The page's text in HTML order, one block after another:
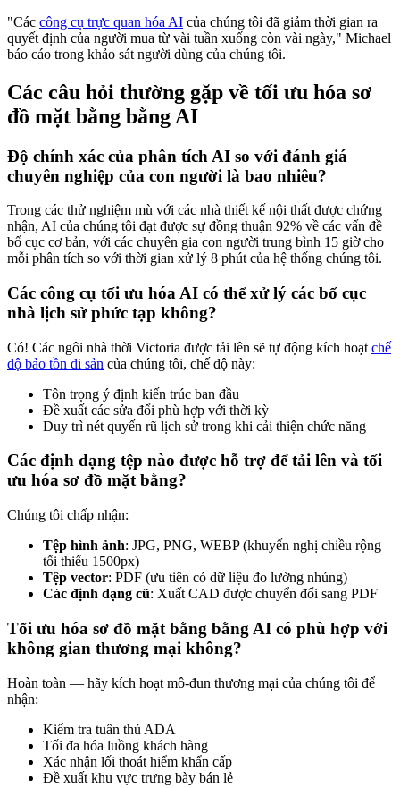
"Các công cụ trực quan hóa AI của chúng tôi đã giảm thời gian ra
quyết định của người mua từ vài tuần xuống còn vài ngày," Michael
báo cáo trong khảo sát người dùng của chúng tôi.
Các câu hỏi thường gặp về tối ưu hóa sơ
đồ mặt bằng bằng AI
Độ chính xác của phân tích AI so với đánh giá
chuyên nghiệp của con người là bao nhiêu?
Trong các thử nghiệm mù với các nhà thiết kế nội thất được chứng
nhận, AI của chúng tôi đạt được sự đồng thuận 92% về các vấn đề
bố cục cơ bản, với các chuyên gia con người trung bình 15 giờ cho
mỗi phân tích so với thời gian xử lý 8 phút của hệ thống chúng tôi.
Các công cụ tối ưu hóa AI có thể xử lý các bố cục
nhà lịch sử phức tạp không?
Có! Các ngôi nhà thời Victoria được tải lên sẽ tự động kích hoạt chế
độ bảo tồn di sản của chúng tôi, chế độ này:
Tôn trọng ý định kiến trúc ban đầu
Đề xuất các sửa đổi phù hợp với thời kỳ
Duy trì nét quyến rũ lịch sử trong khi cải thiện chức năng
Các định dạng tệp nào được hỗ trợ để tải lên và tối
ưu hóa sơ đồ mặt bằng?
Chúng tôi chấp nhận:
Tệp hình ảnh: JPG, PNG, WEBP (khuyến nghị chiều rộng
tối thiểu 1500px)
Tệp vector: PDF (ưu tiên có dữ liệu đo lường nhúng)
Các định dạng cũ: Xuất CAD được chuyển đổi sang PDF
Tối ưu hóa sơ đồ mặt bằng bằng AI có phù hợp với
không gian thương mại không?
Hoàn toàn — hãy kích hoạt mô-đun thương mại của chúng tôi để
nhận:
Kiểm tra tuân thủ ADA
Tối đa hóa luồng khách hàng
Xác nhận lối thoát hiểm khẩn cấp
Đề xuất khu vực trưng bày bán lẻ